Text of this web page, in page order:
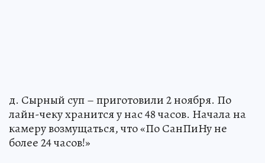
д. Сырный суп – приготовили 2 ноября. По
лайн-чеку хранится у нас 48 часов. Начала на
камеру возмущаться, что «По СанПиНу не
более 24 часов!»